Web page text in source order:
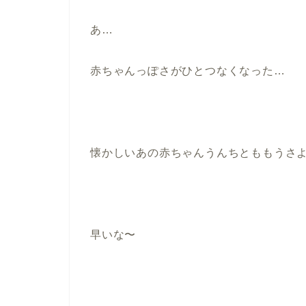
あ…
赤ちゃんっぽさがひとつなくなった…
懐かしいあの赤ちゃんうんちとももうさ
早いな〜